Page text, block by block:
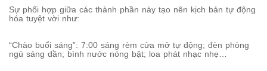
Sự phối hợp giữa các thành phần này tạo nên kịch bản tự động
hóa tuyệt vời như:
“Chào buổi sáng”: 7:00 sáng rèm cửa mở tự động; đèn phòng
ngủ sáng dần; bình nước nóng bật; loa phát nhạc nhẹ…